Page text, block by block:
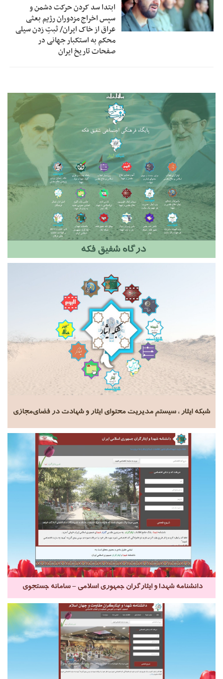
ابتدا سد کردن حرکت دشمن و
سپس اخراج مزدوران رژیم بعثی
عراق از خاک ایران/ ثبتِ زدن سیلی
محکم به استکبار جهانی در
صفحات تاریخ ایران